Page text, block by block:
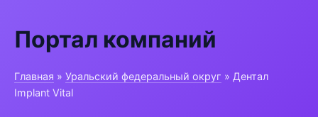
Портал компаний
Главная » Уральский федеральный округ » Дентал
Implant Vital